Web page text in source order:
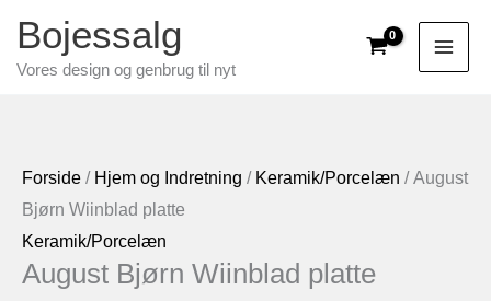
indholdet
Bojessalg
Vores design og genbrug til nyt
Forside / Hjem og Indretning / Keramik/Porcelæn / August
Bjørn Wiinblad platte
Keramik/Porcelæn
August Bjørn Wiinblad platte